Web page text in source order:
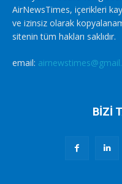
AirNewsTimes, içerikleri
ve izinsiz olarak
sitenin tüm hakları saklıdır.
email:
BİZİ